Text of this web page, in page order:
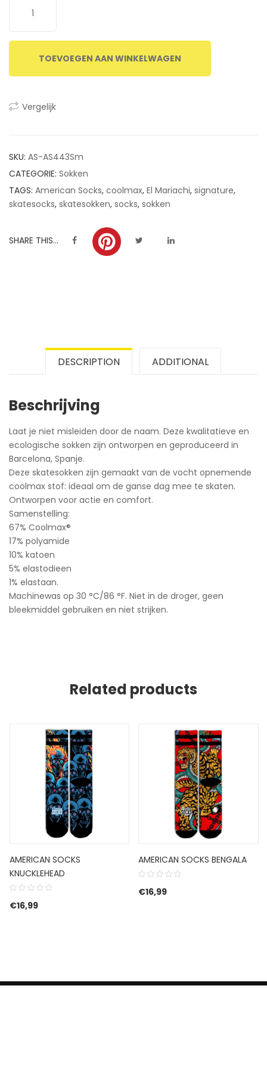
TOEVOEGEN AAN WINKELWAGEN
Vergelijk
SKU: AS-AS443Sm
CATEGORIE: Sokken
TAGS: American Socks, coolmax, El Mariachi, signature,
skatesocks, skatesokken, socks, sokken
SHARE THIS...
DESCRIPTION ADDITIONAL
Beschrijving
Laat je niet misleiden door de naam. Deze kwalitatieve en
ecologische sokken zijn ontworpen en geproduceerd in
Barcelona, Spanje.
Deze skatesokken zijn gemaakt van de vocht opnemende
coolmax stof: ideaal om de ganse dag mee te skaten.
Ontworpen voor actie en comfort.
Samenstelling:
67% Coolmax®
17% polyamide
10% katoen
5% elastodieen
1% elastaan.
Machinewas op 30 °C/86 °F. Niet in de droger, geen
bleekmiddel gebruiken en niet strijken.
Related products
AMERICAN SOCKS
KNUCKLEHEAD
€16,99
AMERICAN SOCKS BENGALA
€16,99